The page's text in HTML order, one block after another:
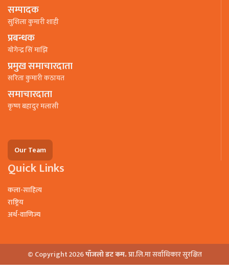
सम्पादक
सुशिला कुमारी शाही
प्रबन्धक
याेगेन्द्र सिं माझि
प्रमुख समाचारदाता
सरिता कुमारी कठायत
समाचारदाता
कृष्ण बहादुर मलासी
Our Team
Quick Links
कला-साहित्य
राष्ट्रिय
अर्थ-वाणिज्य
© Copyright 2026पाँजलो डट कम.प्रा.लि.मा सर्वाधिकार सुरक्षित